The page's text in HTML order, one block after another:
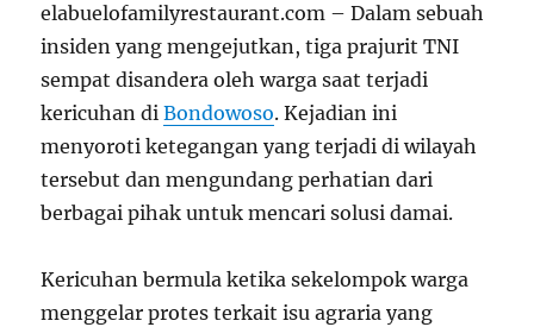
elabuelofamilyrestaurant.com – Dalam sebuah
insiden yang mengejutkan, tiga prajurit TNI
sempat disandera oleh warga saat terjadi
kericuhan diBondowoso. Kejadian ini
menyoroti ketegangan yang terjadi di wilayah
tersebut dan mengundang perhatian dari
berbagai pihak untuk mencari solusi damai.
Kericuhan bermula ketika sekelompok warga
menggelar protes terkait isu agraria yang